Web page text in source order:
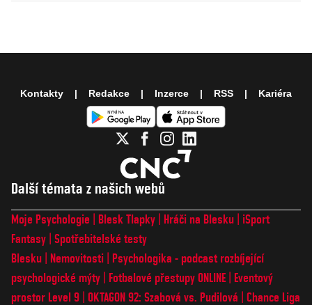
Další témata z našich webů
Moje Psychologie Blesk Tlapky Hráči na Blesku
iSport
Fantasy Spotřebitelské testy
Blesku
Nemovitosti
Psychologika - podcast rozbíjející
psychologické mýty
Fotbalové přestupy ONLINE
Eventový
prostor Level 9 OKTAGON 92: Szabová vs. Pudilová
Chance Liga
Kontakty Redakce Inzerce RSS Kariéra